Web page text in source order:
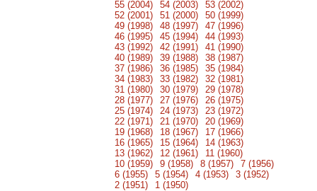
55 (2004)
54 (2003)
53 (2002)
52 (2001)
51 (2000)
50 (1999)
49 (1998)
48 (1997)
47 (1996)
46 (1995)
45 (1994)
44 (1993)
43 (1992)
42 (1991)
41 (1990)
40 (1989)
39 (1988)
38 (1987)
37 (1986)
36 (1985)
35 (1984)
34 (1983)
33 (1982)
32 (1981)
31 (1980)
30 (1979)
29 (1978)
28 (1977)
27 (1976)
26 (1975)
25 (1974)
24 (1973)
23 (1972)
22 (1971)
21 (1970)
20 (1969)
19 (1968)
18 (1967)
17 (1966)
16 (1965)
15 (1964)
14 (1963)
13 (1962)
12 (1961)
11 (1960)
10 (1959)
9 (1958) 8 (1957)
7 (1956)
6 (1955)
5 (1954) 4 (1953)
3 (1952)
2 (1951)
1 (1950)